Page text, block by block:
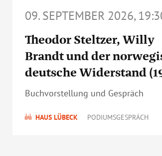
09. SEPTEMBER 2026,
Theodor Steltzer, Willy
Brandt und der
deutsche Widerstand
1945)
Buchvorstellung und Gespräch
HAUS LÜBECK PODIUMSGESPRÄCH